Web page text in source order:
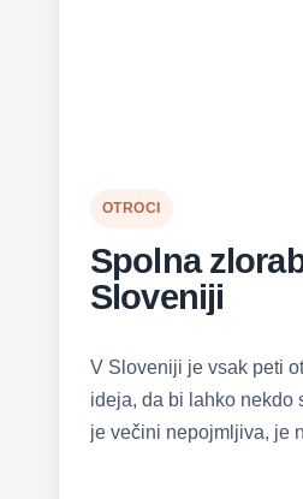
OTROCI
Spolna
Sloveniji
V Sloveniji je vsak peti
ideja, da bi lahko nekdo
je večini nepojmljiva, je